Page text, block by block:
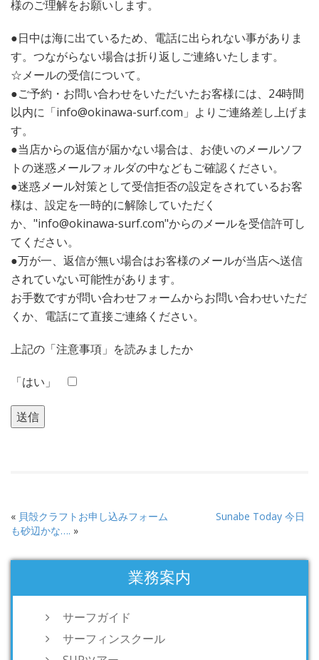
様のご理解をお願いします。
●日中は海に出ているため、電話に出られない事がありま
す。つながらない場合は折り返しご連絡いたします。
☆メールの受信について。
●ご予約・お問い合わせをいただいたお客様には、24時間
以内に「info@okinawa-surf.com」よりご連絡差し上げま
す。
●当店からの返信が届かない場合は、お使いのメールソフ
トの迷惑メールフォルダの中などもご確認ください。
●迷惑メール対策として受信拒否の設定をされているお客
様は、設定を一時的に解除していただく
か、"info@okinawa-surf.com"からのメールを受信許可し
てください。
●万が一、返信が無い場合はお客様のメールが当店へ送信
されていない可能性があります。
お手数ですが問い合わせフォームからお問い合わせいただ
くか、電話にて直接ご連絡ください。
上記の「注意事項」を読みましたか
「はい」
« 貝殻クラフトお申し込みフォーム
Sunabe Today 今日
も砂辺かな…. »
業務案内
サーフガイド
サーフィンスクール